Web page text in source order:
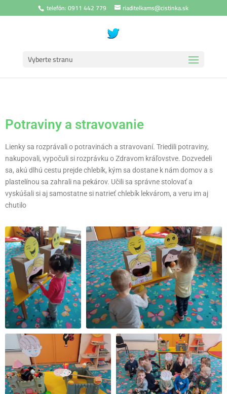
telefón: 0911 442 779 riaditelkams@cistinka.sk
Vyberte stranu
Potraviny a stravovanie
Lienky sa rozprávali o potravinách a stravovaní. Triedili potraviny,
nakupovali, vypočuli si rozprávku o Zdravom kráľovstve. Dozvedeli
sa, akú dlhú cestu prejde chlebík, kým sa dostane k nám domov a s
plastelínou sa zahrali na pekárov. Učili sa správne stolovať a
vyskúšali si aj samostatne si natrieť chlebík lekvárom, a veru im aj
chutilo